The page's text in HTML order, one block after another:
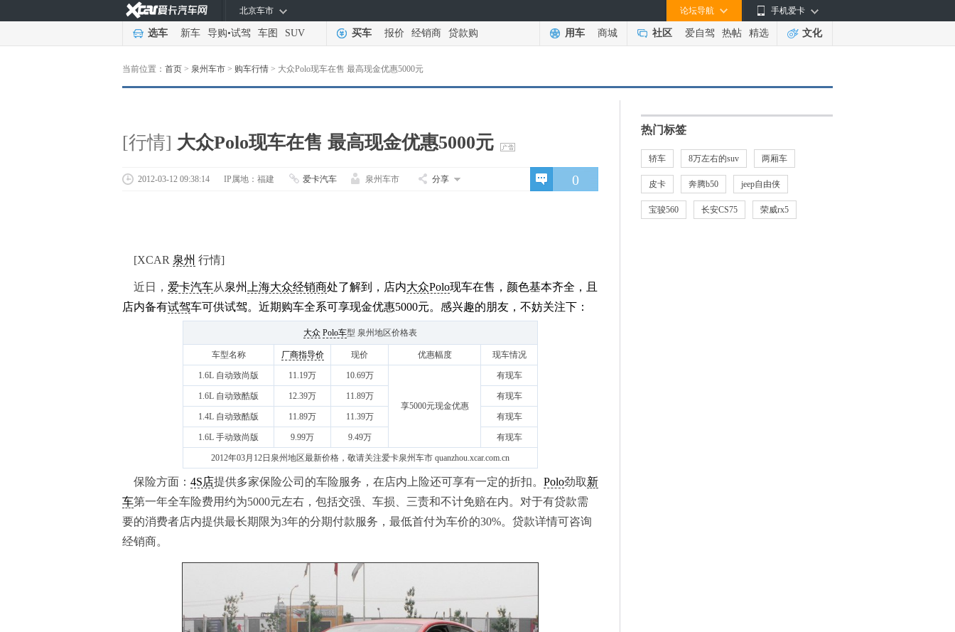
手机爱卡
论坛导航
北京车市
选车 新车 导购•试驾 车图 SUV 买车 报价 经销商 贷款购 用车 商城 社区 爱自驾 热帖 精选 文化
当前位置： 首页 > 泉州车市 > 购车行情 > 大众Polo现车在售 最高现金优惠5000元
[行情] 大众Polo现车在售 最高现金优惠5000元
0
2012-03-12 09:38:14 IP属地：福建 爱卡汽车 泉州车市 分享
[XCAR 泉州 行情]
近日， 爱卡汽车从泉州 上海大众经销商处了解到，店内大众Polo现车在售，颜色基本齐全，且
店内备有试驾车可供试驾。近期购车全系可享现金优惠5000元。感兴趣的朋友，不妨关注下：
大众 Polo车型 泉州地区价格表
车型名称 厂商指导价 现价 优惠幅度 现车情况
1.6L 自动致尚版 11.19万 10.69万
享5000元现金优惠
有现车
1.6L 自动致酷版 12.39万 11.89万 有现车
1.4L 自动致酷版 11.89万 11.39万 有现车
1.6L 手动致尚版 9.99万 9.49万 有现车
2012年03月12日泉州地区最新价格，敬请关注爱卡泉州车市 quanzhou.xcar.com.cn
保险方面： 4S店提供多家保险公司的车险服务，在店内上险还可享有一定的折扣。 Polo劲取新
车第一年全车险费用约为5000元左右，包括交强、车损、三责和不计免赔在内。对于有贷款需
要的消费者店内提供最长期限为3年的分期付款服务，最低首付为车价的30%。贷款详情可咨询
经销商。
热门标签
轿车 8万左右的suv 两厢车
皮卡 奔腾b50 jeep自由侠
宝骏560 长安CS75 荣威rx5